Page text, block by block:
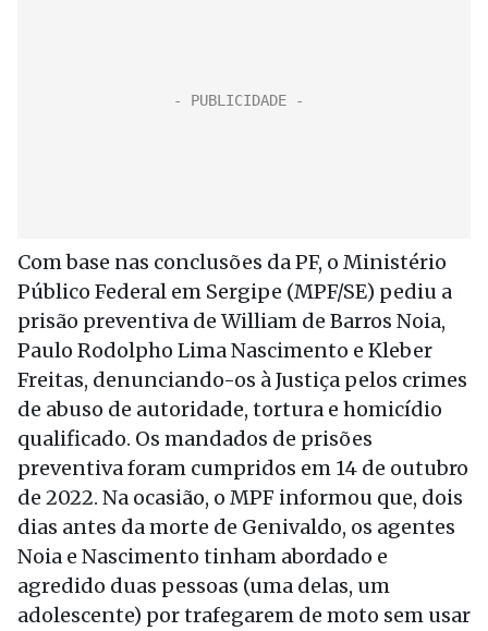
Com base nas conclusões da PF, o Ministério
Público Federal em Sergipe (MPF/SE) pediu a
prisão preventiva de William de Barros Noia,
Paulo Rodolpho Lima Nascimento e Kleber
Freitas, denunciando-os à Justiça pelos crimes
de abuso de autoridade, tortura e homicídio
qualificado. Os mandados de prisões
preventiva foram cumpridos em 14 de outubro
de 2022. Na ocasião, o MPF informou que, dois
dias antes da morte de Genivaldo, os agentes
Noia e Nascimento tinham abordado e
agredido duas pessoas (uma delas, um
adolescente) por trafegarem de moto sem usar